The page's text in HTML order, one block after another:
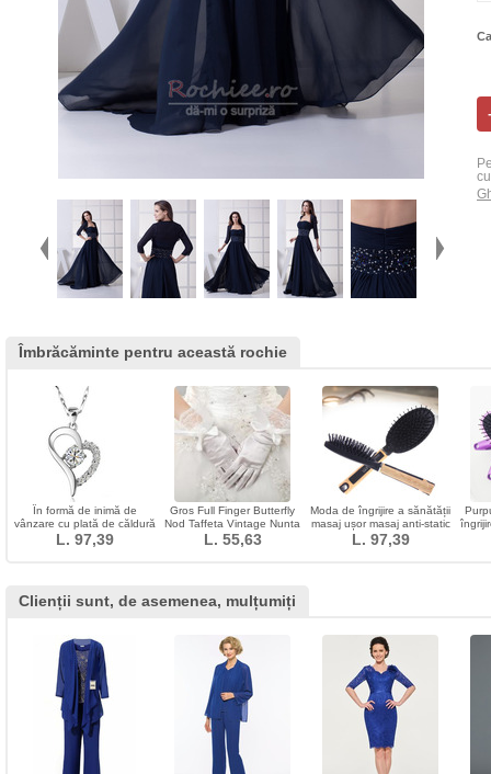
Îmbrăcăminte pentru această rochie
În formă de inimă de
vânzare cu plată de căldură
Femei luminos Pandantiv
stralucire
L. 97,39
Gros Full Finger Butterfly
Nod Taffeta Vintage Nunta
Mănuși
L. 55,63
Moda de îngrijire a sănătății
masaj ușor masaj anti-static
mâner din lemn podoaba
L. 97,39
Clienții sunt, de asemenea, mulțumiți